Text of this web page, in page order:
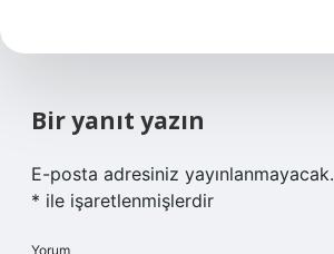
Bir yanıt yazın
E-posta adresiniz yayınlanmayacak.
* ile işaretlenmişlerdir
Yorum